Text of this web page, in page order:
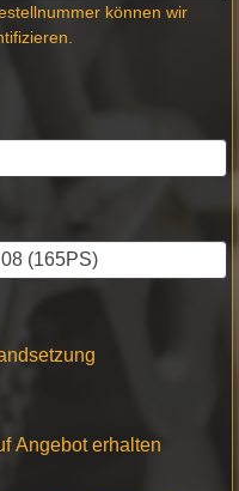
können wir
Angebot erhalten